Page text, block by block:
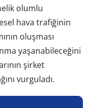
olumlu
hava trafiğinin
oluşması
yaşanabileceğini
şirket
vurguladı.